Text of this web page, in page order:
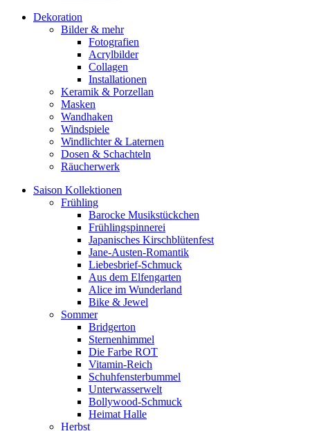
Dekoration
Bilder & mehr
Fotografien
Acrylbilder
Collagen
Installationen
Keramik & Porzellan
Masken
Wandhaken
Windspiele
Windlichter & Laternen
Dosen & Schachteln
Räucherwerk
Saison Kollektionen
Frühling
Barocke Musikstückchen
Frühlingspinnerei
Japanisches Kirschblütenfest
Jane-Austen-Romantik
Liebesbrief-Schmuck
Aus dem Elfengarten
Alice im Wunderland
Bike & Jewel
Sommer
Bridgerton
Sternenhimmel
Die Farbe ROT
Vitamin-Reich
Schuhfensterbummel
Unterwasserwelt
Bollywood-Schmuck
Heimat Halle
Herbst